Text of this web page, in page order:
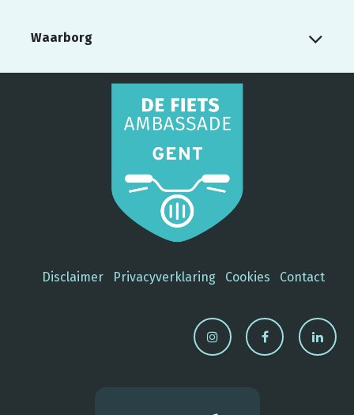
Waarborg
Disclaimer Privacyverklaring Cookies Contact